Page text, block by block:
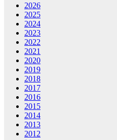
2026
2025
2024
2023
2022
2021
2020
2019
2018
2017
2016
2015
2014
2013
2012